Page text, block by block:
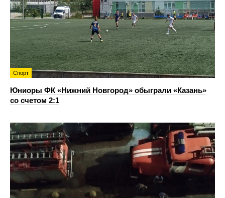
Спорт
Юниоры ФК «Нижний Новгород» обыграли «Казань»
со счетом 2:1